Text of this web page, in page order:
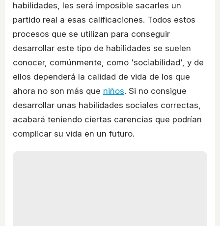
habilidades, les será imposible sacarles un
partido real a esas calificaciones. Todos estos
procesos que se utilizan para conseguir
desarrollar este tipo de habilidades se suelen
conocer, comúnmente, como 'sociabilidad', y de
ellos dependerá la calidad de vida de los que
ahora no son más que niños. Si no consigue
desarrollar unas habilidades sociales correctas,
acabará teniendo ciertas carencias que podrían
complicar su vida en un futuro.